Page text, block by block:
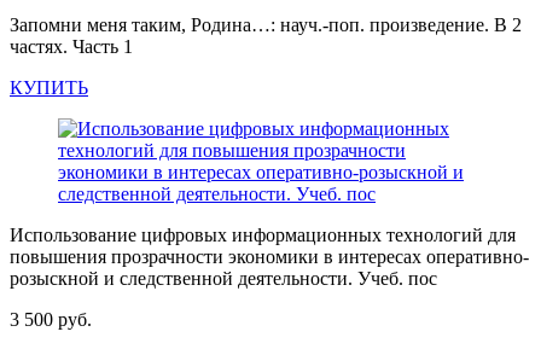
Запомни меня таким, Родина…: науч.-поп. произведение. В 2
частях. Часть 1
КУПИТЬ
Использование цифровых информационных технологий для
повышения прозрачности экономики в интересах оперативно-
розыскной и следственной деятельности. Учеб. пос
3 500 руб.